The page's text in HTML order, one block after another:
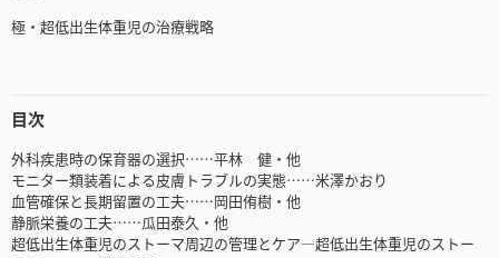
極・超低出生体重児の治療戦略
目次
外科疾患時の保育器の選択……平林 健・他
モニター類装着による皮膚トラブルの実態……米澤かおり
血管確保と長期留置の工夫……岡田侑樹・他
静脈栄養の工夫……瓜田泰久・他
超低出生体重児のストーマ周辺の管理とケア―超低出生体重児のストー